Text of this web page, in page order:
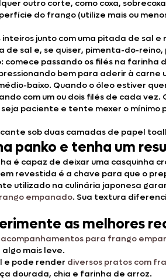
outro corte, como coxa,
do frango (utilize mais ou
inteiros junto com uma pitada de
sal e, se quiser, pimenta-do-
passando os filés na
bem para aderir à carne
baixo. Quando o óleo estiver
com um ou dois filés de cada
paciente e tente mexer o
sob duas camadas de papel
panko e tenha um
é capaz de deixar uma casquinha
revestida é a chave para que o
utilizado na culinária japonesa
empanado. Sua textura
as melhores
acompanhamentos para frango
mais leve.
e pode render diversos pratos com
dourada, chia e farinha de arroz.